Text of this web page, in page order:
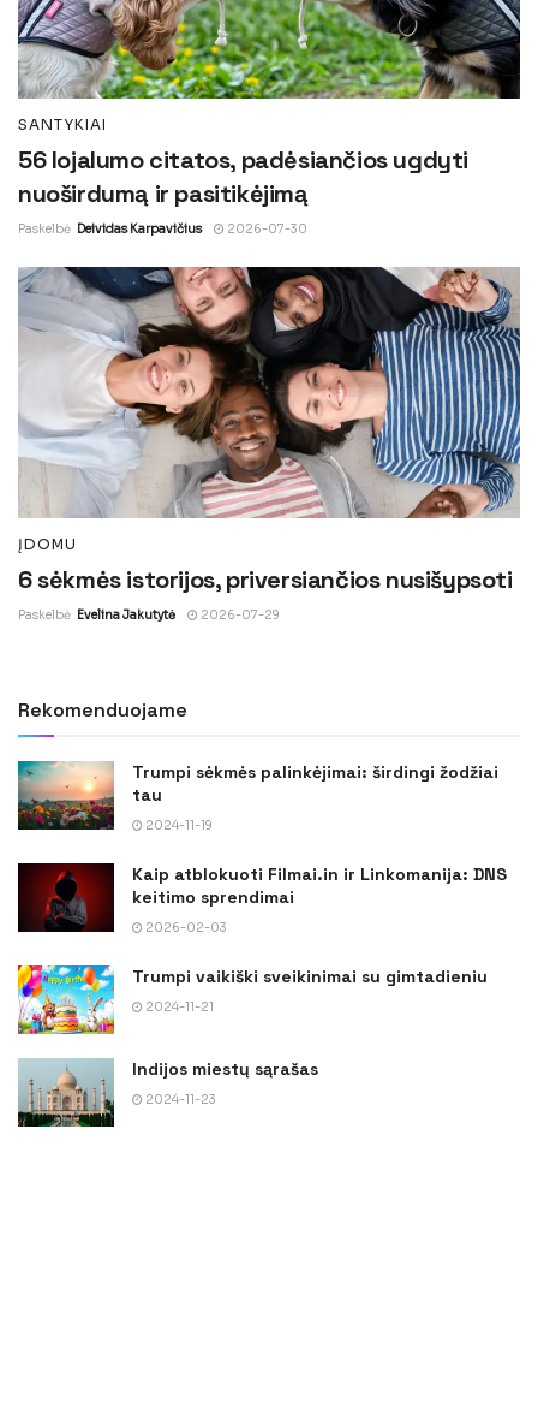
SANTYKIAI
56 lojalumo citatos, padėsiančios ugdyti
nuoširdumą ir pasitikėjimą
Paskelbė Deividas Karpavičius 2026-07-30
ĮDOMU
6 sėkmės istorijos, priversiančios nusišypsoti
Paskelbė Evelina Jakutytė 2026-07-29
Rekomenduojame
Trumpi sėkmės palinkėjimai: širdingi žodžiai
tau
2024-11-19
Kaip atblokuoti Filmai.in ir Linkomanija: DNS
keitimo sprendimai
2026-02-03
Trumpi vaikiški sveikinimai su gimtadieniu
2024-11-21
Indijos miestų sąrašas
2024-11-23